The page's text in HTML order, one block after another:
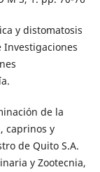
y distomatosis
Investigaciones
de la
caprinos y
de Quito S.A.
y Zootecnia,